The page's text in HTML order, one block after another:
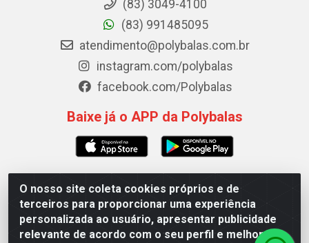
O nosso site coleta cookies próprios e de
terceiros para proporcionar uma experiência
personalizada ao usuário, apresentar publicidade
relevante de acordo com o seu perfil e melhorar a
(83) 3049-4100
(83) 991485095
atendimento@polybalas.com.br
instagram.com/polybalas
facebook.com/Polybalas
Baixe já o APP da Polybalas
Polybalas - Rua João Miguel de Souza, 173 Galpão B -
Ernesto Geisel, João Pessoa/PB - CEP 58.075-075 - CNPJ
00.909.327/0002-61